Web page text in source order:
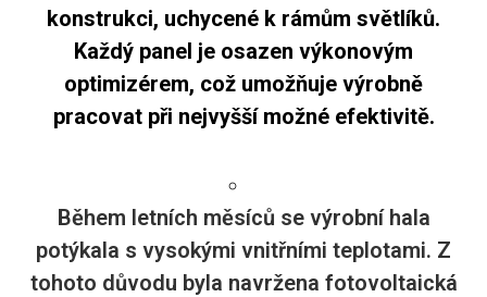
konstrukci, uchycené k rámům světlíků.
Každý panel je osazen výkonovým
optimizérem, což umožňuje výrobně
pracovat při nejvyšší možné efektivitě.
Během letních měsíců se výrobní hala
potýkala s vysokými vnitřními teplotami. Z
tohoto důvodu byla navržena fotovoltaická